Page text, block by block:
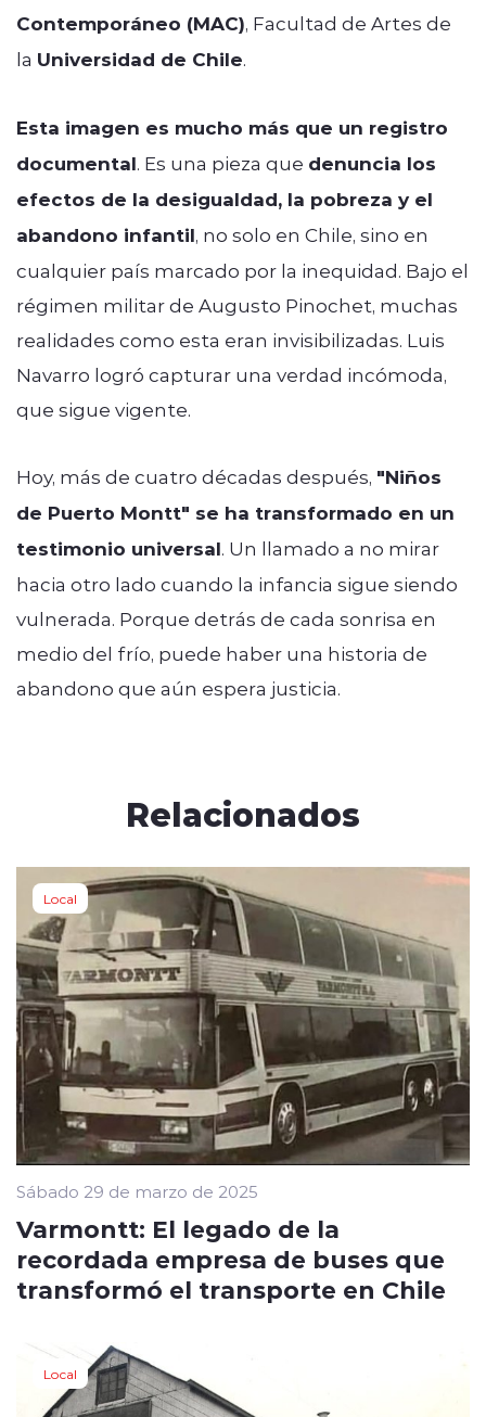
Contemporáneo (MAC), Facultad de Artes de
la Universidad de Chile.
Esta imagen es mucho más que un registro
documental. Es una pieza que denuncia los
efectos de la desigualdad, la pobreza y el
abandono infantil, no solo en Chile, sino en
cualquier país marcado por la inequidad. Bajo el
régimen militar de Augusto Pinochet, muchas
realidades como esta eran invisibilizadas. Luis
Navarro logró capturar una verdad incómoda,
que sigue vigente.
Hoy, más de cuatro décadas después, "Niños
de Puerto Montt" se ha transformado en un
testimonio universal. Un llamado a no mirar
hacia otro lado cuando la infancia sigue siendo
vulnerada. Porque detrás de cada sonrisa en
medio del frío, puede haber una historia de
abandono que aún espera justicia.
Relacionados
Local
Sábado 29 de marzo de 2025
Varmontt: El legado de la
recordada empresa de buses que
transformó el transporte en Chile
Local